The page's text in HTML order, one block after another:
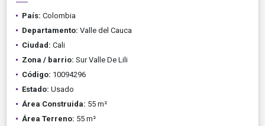
País: Colombia
Departamento: Valle del Cauca
Ciudad: Cali
Zona / barrio: Sur Valle De Lili
Código: 10094296
Estado: Usado
Área Construida: 55 m²
Área Terreno: 55 m²